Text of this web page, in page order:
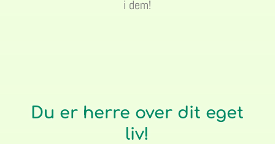
i dem!
Du er herre over dit eget
liv!